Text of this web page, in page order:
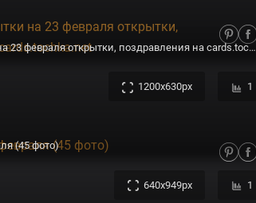
Смешные открытки на 23 февраля открытки, поздравления на cards.tochka.net
1200x630px 1
(45 фото)
640x949px 1